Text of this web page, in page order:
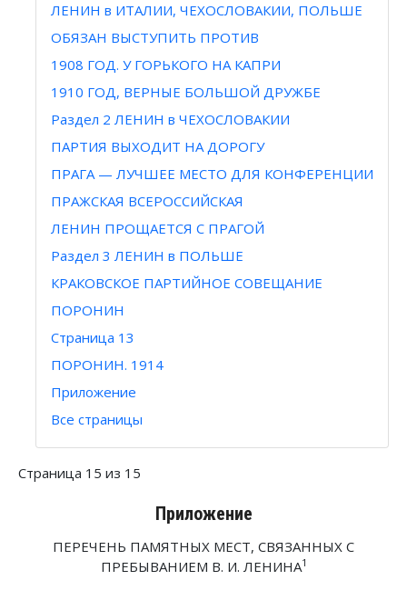
ЛЕНИН в ИТАЛИИ, ЧЕХОСЛОВАКИИ, ПОЛЬШЕ
ОБЯЗАН ВЫСТУПИТЬ ПРОТИВ
1908 ГОД. У ГОРЬКОГО НА КАПРИ
1910 ГОД, ВЕРНЫЕ БОЛЬШОЙ ДРУЖБЕ
Раздел 2 ЛЕНИН в ЧЕХОСЛОВАКИИ
ПАРТИЯ ВЫХОДИТ НА ДОРОГУ
ПРАГА — ЛУЧШЕЕ МЕСТО ДЛЯ КОНФЕРЕНЦИИ
ПРАЖСКАЯ ВСЕРОССИЙСКАЯ
ЛЕНИН ПРОЩАЕТСЯ С ПРАГОЙ
Раздел 3 ЛЕНИН в ПОЛЬШЕ
КРАКОВСКОЕ ПАРТИЙНОЕ СОВЕЩАНИЕ
ПОРОНИН
Страница 13
ПОРОНИН. 1914
Приложение
Все страницы
Страница 15 из 15
Приложение
ПЕРЕЧЕНЬ ПАМЯТНЫХ МЕСТ, СВЯЗАННЫХ С
ПРЕБЫВАНИЕМ В. И. ЛЕНИНА1